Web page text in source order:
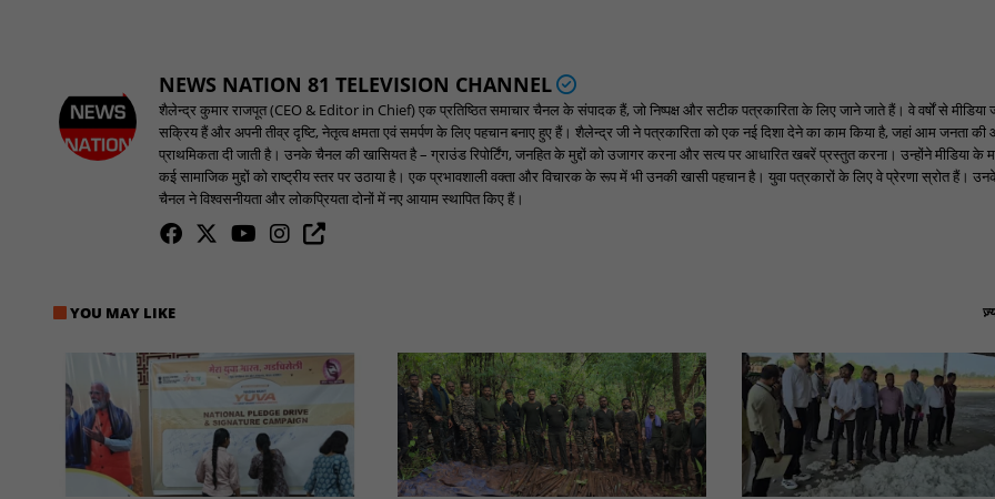
NEWS NATION 81 TELEVISION CHANNEL
शैलेन्द्र कुमार राजपूत (CEO & Editor in Chief) एक प्रतिष्ठित समाचार चैनल के संपादक हैं, जो निष्पक्ष और सटीक पत्रकारिता के लिए जाने जाते हैं। वे वर्षों से मीडिया
सक्रिय हैं और अपनी तीव्र दृष्टि, नेतृत्व क्षमता एवं समर्पण के लिए पहचान बनाए हुए हैं। शैलेन्द्र जी ने पत्रकारिता को एक नई दिशा देने का काम किया है, जहां आम जनता
प्राथमिकता दी जाती है। उनके चैनल की खासियत है – ग्राउंड रिपोर्टिंग, जनहित के मुद्दों को उजागर करना और सत्य पर आधारित खबरें प्रस्तुत करना। उन्होंने मीडिया के
कई सामाजिक मुद्दों को राष्ट्रीय स्तर पर उठाया है। एक प्रभावशाली वक्ता और विचारक के रूप में भी उनकी खासी पहचान है। युवा पत्रकारों के लिए वे प्रेरणा स्रोत हैं।
चैनल ने विश्वसनीयता और लोकप्रियता दोनों में नए आयाम स्थापित किए हैं।
YOU MAY LIKE